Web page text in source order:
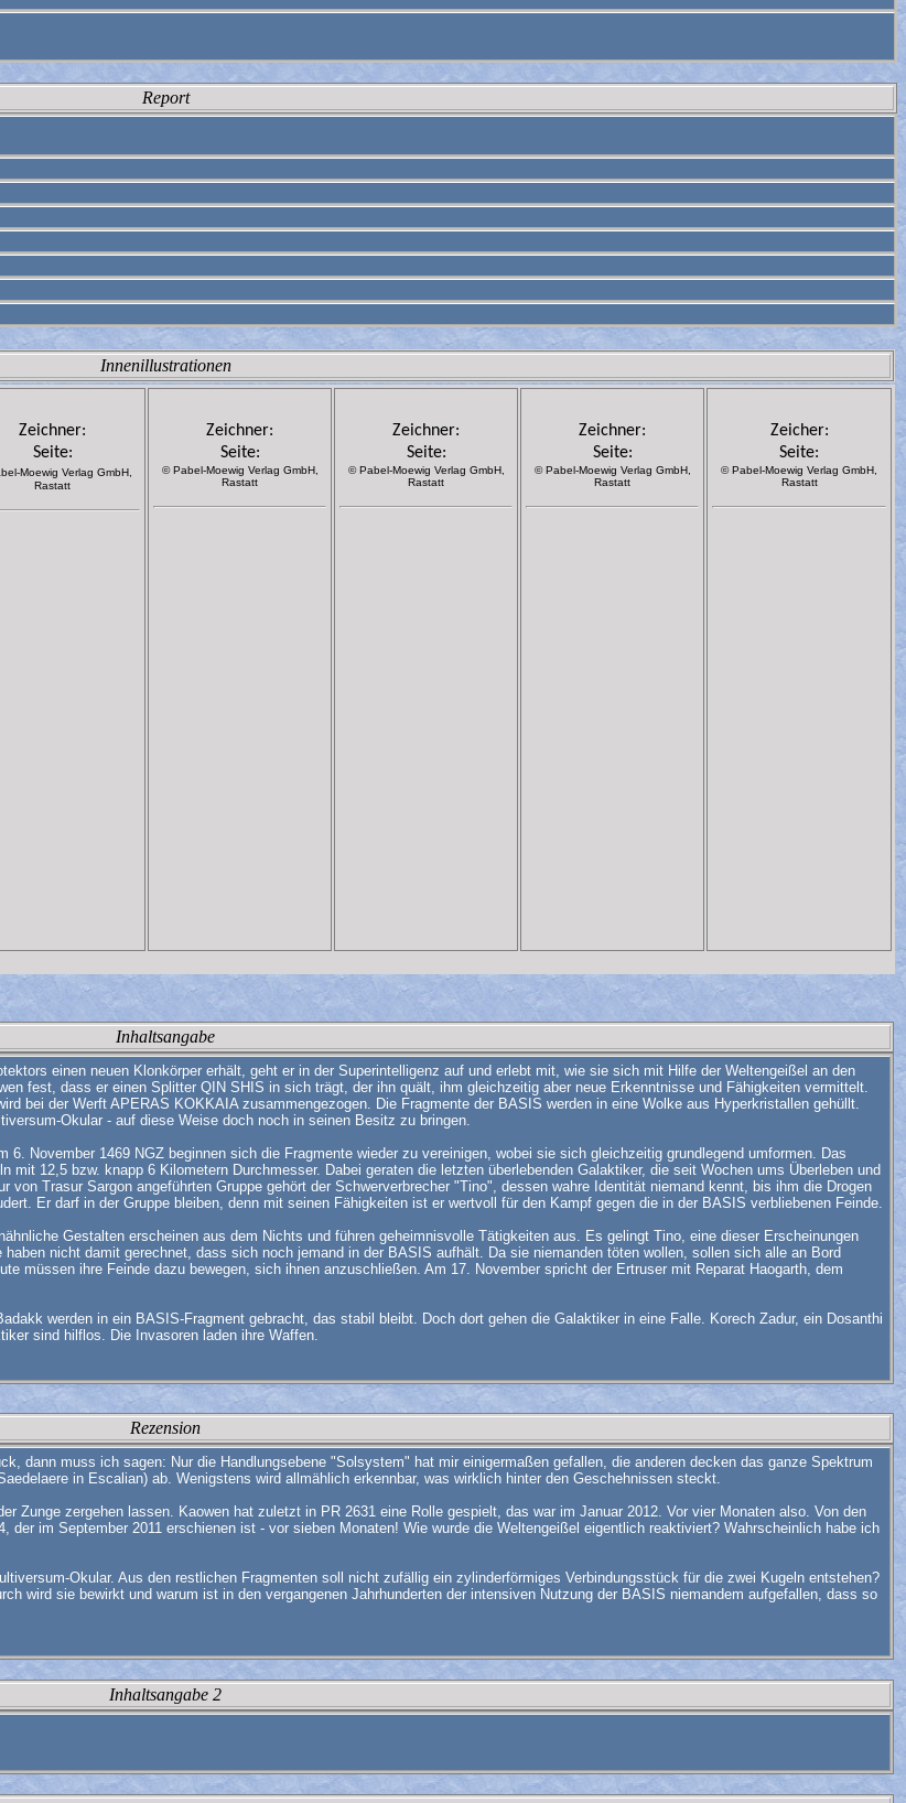
Report
Innenillustrationen
Zeichner:
Seite:
Moewig Verlag GmbH,
Rastatt
Zeichner:
Seite:
© Pabel-Moewig Verlag GmbH,
Rastatt
Zeichner:
Seite:
© Pabel-Moewig Verlag GmbH,
Rastatt
Zeichner:
Seite:
© Pabel-Moewig Verlag GmbH,
Rastatt
Zeicher:
Seite:
© Pabel-Moewig Verlag GmbH,
Rastatt
Inhaltsangabe
einen neuen Klonkörper erhält, geht er in der Superintelligenz auf und erlebt mit, wie sie sich mit Hilfe der Weltengeißel an den
fest, dass er einen Splitter QIN SHIS in sich trägt, der ihn quält, ihm gleichzeitig aber neue Erkenntnisse und Fähigkeiten vermittelt.
bei der Werft APERAS KOKKAIA zusammengezogen. Die Fragmente der BASIS werden in eine Wolke aus Hyperkristallen gehüllt.
Okular - auf diese Weise doch noch in seinen Besitz zu bringen.
November 1469 NGZ beginnen sich die Fragmente wieder zu vereinigen, wobei sie sich gleichzeitig grundlegend umformen. Das
12,5 bzw. knapp 6 Kilometern Durchmesser. Dabei geraten die letzten überlebenden Galaktiker, die seit Wochen ums Überleben und
Trasur Sargon angeführten Gruppe gehört der Schwerverbrecher "Tino", dessen wahre Identität niemand kennt, bis ihm die Drogen
Er darf in der Gruppe bleiben, denn mit seinen Fähigkeiten ist er wertvoll für den Kampf gegen die in der BASIS verbliebenen Feinde.
Gestalten erscheinen aus dem Nichts und führen geheimnisvolle Tätigkeiten aus. Es gelingt Tino, eine dieser Erscheinungen
nicht damit gerechnet, dass sich noch jemand in der BASIS aufhält. Da sie niemanden töten wollen, sollen sich alle an Bord
müssen ihre Feinde dazu bewegen, sich ihnen anzuschließen. Am 17. November spricht der Ertruser mit Reparat Haogarth, dem
werden in ein BASIS-Fragment gebracht, das stabil bleibt. Doch dort gehen die Galaktiker in eine Falle. Korech Zadur, ein Dosanthi
sind hilflos. Die Invasoren laden ihre Waffen.
Rezension
dann muss ich sagen: Nur die Handlungsebene "Solsystem" hat mir einigermaßen gefallen, die anderen decken das ganze Spektrum
in Escalian) ab. Wenigstens wird allmählich erkennbar, was wirklich hinter den Geschehnissen steckt.
Zunge zergehen lassen. Kaowen hat zuletzt in PR 2631 eine Rolle gespielt, das war im Januar 2012. Vor vier Monaten also. Von den
im September 2011 erschienen ist - vor sieben Monaten! Wie wurde die Weltengeißel eigentlich reaktiviert? Wahrscheinlich habe ich
Okular. Aus den restlichen Fragmenten soll nicht zufällig ein zylinderförmiges Verbindungsstück für die zwei Kugeln entstehen?
wird sie bewirkt und warum ist in den vergangenen Jahrhunderten der intensiven Nutzung der BASIS niemandem aufgefallen, dass so
Inhaltsangabe 2